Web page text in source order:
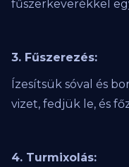
fűszerkeverékkel
3. Fűszerezés:
Ízesítsük sóval és
vizet, fedjük le, és
4. Turmixolás: